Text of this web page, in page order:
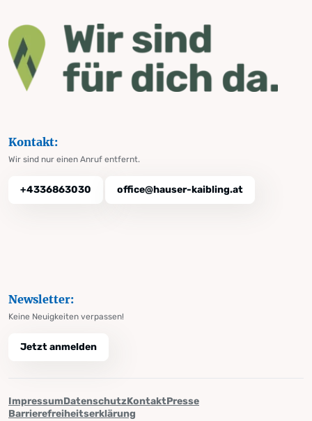
Kontakt:
Wir sind nur einen Anruf entfernt.
+4336863030 office@hauser-kaibling.at
Newsletter:
Keine Neuigkeiten verpassen!
Jetzt anmelden
ImpressumDatenschutzKontaktPresse
Barrierefreiheitserklärung